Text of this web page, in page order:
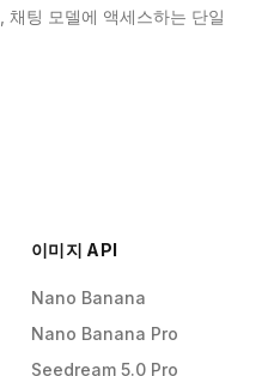
채팅 모델에 액세스하는 단일
이미지 API
Nano Banana
Nano Banana Pro
Seedream 5.0 Pro